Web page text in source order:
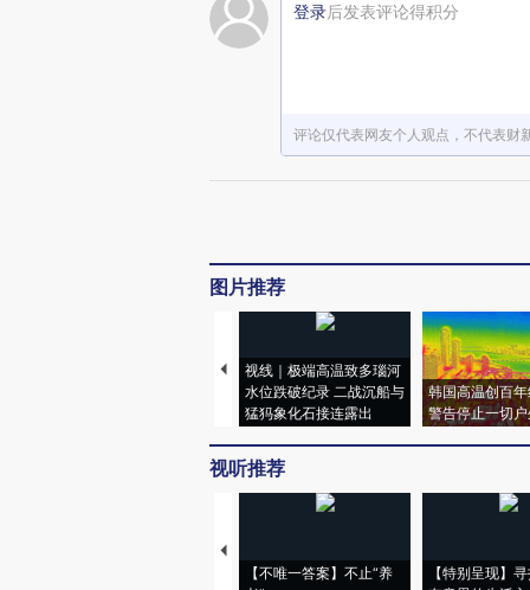
登录后发表评论得积分
评论仅代表网友个人观点，不代表财
图片推荐
视线｜极端高温致多瑙河
水位跌破纪录 二战沉船与
猛犸象化石接连露出
韩国高温创百
警告停止一切
视听推荐
【不唯一答案】不止“养
【特别呈现】